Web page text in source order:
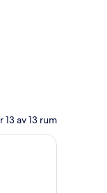
14 - aug. 16
13 av 13 rum
värdeförvaringsskåp